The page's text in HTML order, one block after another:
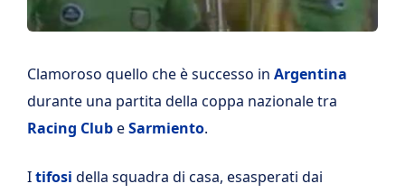
Clamoroso quello che è successo in Argentina
durante una partita della coppa nazionale tra
Racing ClubeSarmiento.
Itifosi della squadra di casa, esasperati dai